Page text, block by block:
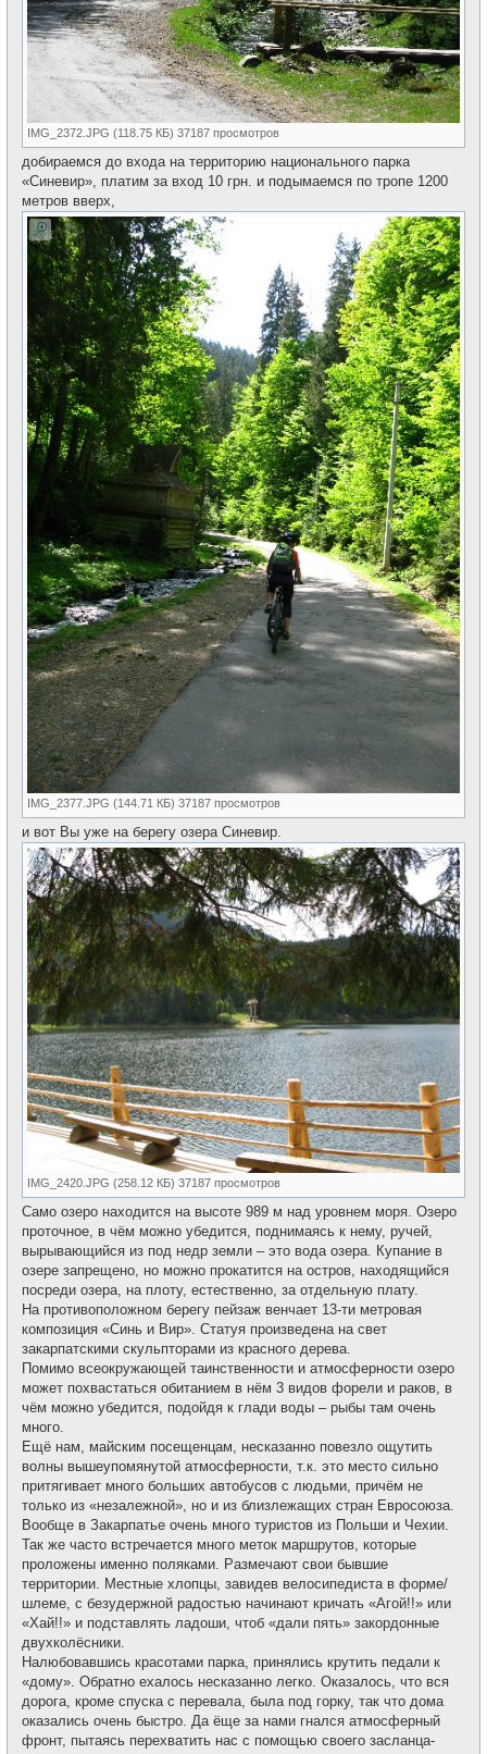
IMG_2372.JPG (118.75 КБ) 37187 просмотров
добираемся до входа на территорию национального парка
«Синевир», платим за вход 10 грн. и подымаемся по тропе 1200
метров вверх,
IMG_2377.JPG (144.71 КБ) 37187 просмотров
и вот Вы уже на берегу озера Синевир.
IMG_2420.JPG (258.12 КБ) 37187 просмотров
Само озеро находится на высоте 989 м над уровнем моря. Озеро
проточное, в чём можно убедится, поднимаясь к нему, ручей,
вырывающийся из под недр земли – это вода озера. Купание в
озере запрещено, но можно прокатится на остров, находящийся
посреди озера, на плоту, естественно, за отдельную плату.
На противоположном берегу пейзаж венчает 13-ти метровая
композиция «Синь и Вир». Статуя произведена на свет
закарпатскими скульпторами из красного дерева.
Помимо всеокружающей таинственности и атмосферности озеро
может похвастаться обитанием в нём 3 видов форели и раков, в
чём можно убедится, подойдя к глади воды – рыбы там очень
много.
Ещё нам, майским посещенцам, несказанно повезло ощутить
волны вышеупомянутой атмосферности, т.к. это место сильно
притягивает много больших автобусов с людьми, причём не
только из «незалежной», но и из близлежащих стран Евросоюза.
Вообще в Закарпатье очень много туристов из Польши и Чехии.
Так же часто встречается много меток маршрутов, которые
проложены именно поляками. Размечают свои бывшие
территории. Местные хлопцы, завидев велосипедиста в форме/
шлеме, с безудержной радостью начинают кричать «Агой!!» или
«Хай!!» и подставлять ладоши, чтоб «дали пять» закордонные
двухколёсники.
Налюбовавшись красотами парка, принялись крутить педали к
«дому». Обратно ехалось несказанно легко. Оказалось, что вся
дорога, кроме спуска с перевала, была под горку, так что дома
оказались очень быстро. Да ёще за нами гнался атмосферный
фронт, пытаясь перехватить нас с помощью своего засланца-